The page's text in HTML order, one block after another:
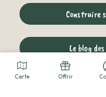
Carte Offrir
Construire
Le blog